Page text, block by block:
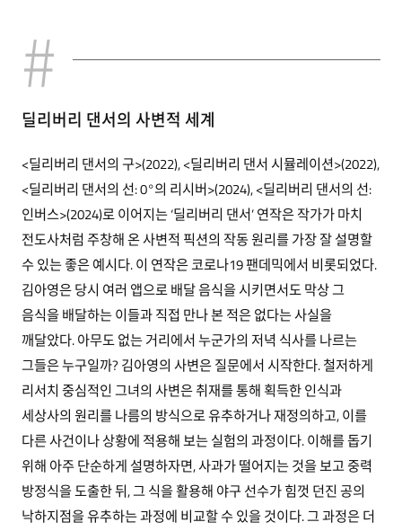
딜리버리 댄서의 사변적 세계
<딜리버리 댄서의 구>(2022), <딜리버리 댄서 시뮬레이션>(2022),
<딜리버리 댄서의 선: 0°의 리시버>(2024), <딜리버리 댄서의 선:
인버스>(2024)로 이어지는 ‘딜리버리 댄서’ 연작은 작가가 마치
전도사처럼 주창해 온 사변적 픽션의 작동 원리를 가장 잘 설명할
수 있는 좋은 예시다. 이 연작은 코로나19 팬데믹에서 비롯되었다.
김아영은 당시 여러 앱으로 배달 음식을 시키면서도 막상 그
음식을 배달하는 이들과 직접 만나 본 적은 없다는 사실을
깨달았다. 아무도 없는 거리에서 누군가의 저녁 식사를 나르는
그들은 누구일까? 김아영의 사변은 질문에서 시작한다. 철저하게
리서치 중심적인 그녀의 사변은 취재를 통해 획득한 인식과
세상사의 원리를 나름의 방식으로 유추하거나 재정의하고, 이를
다른 사건이나 상황에 적용해 보는 실험의 과정이다. 이해를 돕기
위해 아주 단순하게 설명하자면, 사과가 떨어지는 것을 보고 중력
방정식을 도출한 뒤, 그 식을 활용해 야구 선수가 힘껏 던진 공의
낙하지점을 유추하는 과정에 비교할 수 있을 것이다. 그 과정은 더